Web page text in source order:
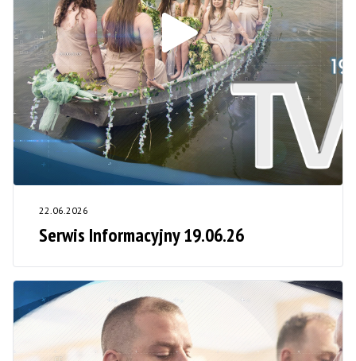
22.06.2026
Serwis Informacyjny 19.06.26